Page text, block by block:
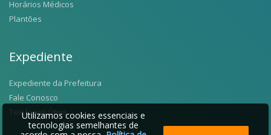
Horários Médicos
Plantões
Expediente
Expediente da Prefeitura
Fale Conosco
Telefones Úteis
Utilizamos cookies essenciais e
tecnologias semelhantes de